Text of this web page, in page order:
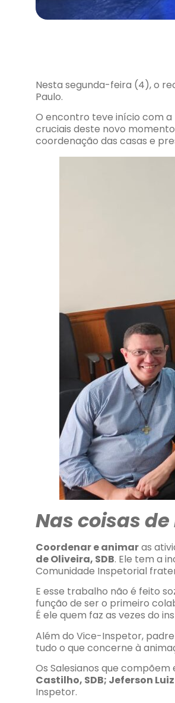
Nesta segunda-feira (4), o
Paulo.
O encontro teve início com
cruciais deste novo
coordenação das casas e
Nas coisas
Coordenar e animaras
de Oliveira, SDB. Ele tem a
Comunidade Inspetorial
E esse trabalho não é feito
função de ser o primeiro
É ele quem faz as vezes do
Além do Vice-Inspetor,
tudo o que concerne à
Os Salesianos que compõem
Castilho, SDB; Jeferson
Inspetor.